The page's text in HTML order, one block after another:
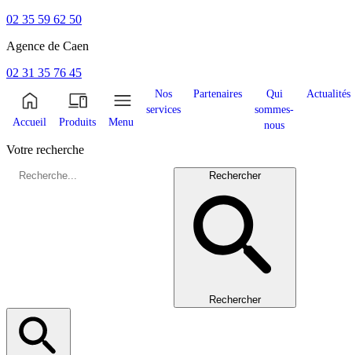
02 35 59 62 50
Agence de Caen
02 31 35 76 45
Accueil Produits Menu
Nos
services
Partenaires
Qui
sommes-
nous
Actualités
Votre recherche
Rechercher
Rechercher